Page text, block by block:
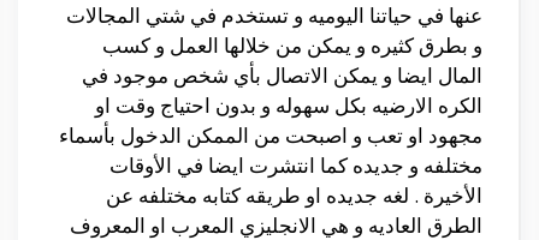
عنها في حياتنا اليوميه و تستخدم في شتي المجالات
و بطرق كثيره و يمكن من خلالها العمل و كسب
المال ايضا و يمكن الاتصال بأي شخص موجود في
الكره الارضيه بكل سهوله و بدون احتياج وقت او
مجهود او تعب و اصبحت من الممكن الدخول بأسماء
مختلفه و جديده كما انتشرت ايضا في الأوقات
الأخيرة . لغه جديده او طريقه كتابه مختلفه عن
الطرق العاديه و هي الانجليزي المعرب او المعروف